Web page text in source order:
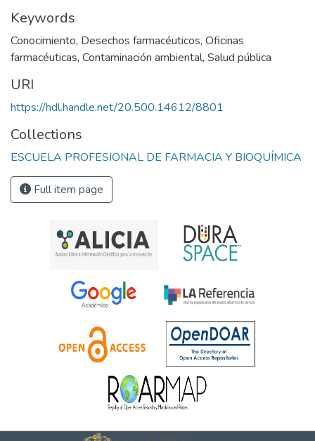
Keywords
Conocimiento, Desechos farmacéuticos, Oficinas
farmacéuticas, Contaminación ambiental, Salud pública
URI
https://hdl.handle.net/20.500.14612/8801
Collections
ESCUELA PROFESIONAL DE FARMACIA Y BIOQUÍMICA
Full item page